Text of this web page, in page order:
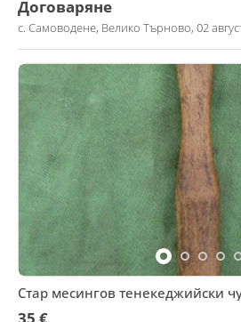
Договаряне
с. Самоводене, Велико Търново, 02
Стар месингов тенекеджийски